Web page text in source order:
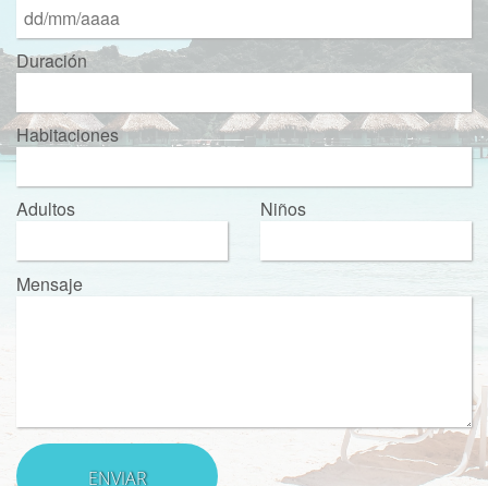
Duración
Habitaciones
Adultos Niños
Mensaje